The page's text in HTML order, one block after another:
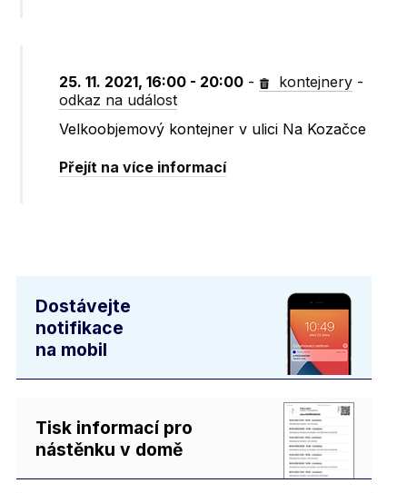
25. 11. 2021, 16:00 - 20:00 - kontejnery -
odkaz na událost
Velkoobjemový kontejner v ulici Na Kozačce
Přejít na více informací
Dostávejte
notifikace
na mobil
Tisk informací pro
nástěnku v domě